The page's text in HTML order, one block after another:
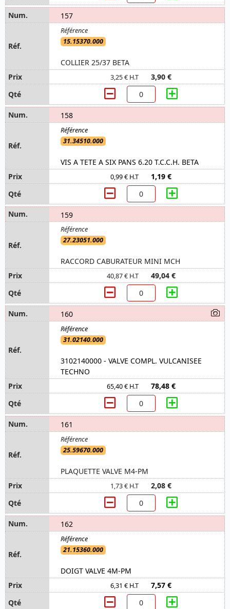
157
15.15370.000
COLLIER 25/37 BETA
3,25 € H.T 3,90 €
158
31.34510.000
VIS A TETE A SIX PANS 6.20 T.C.C.H. BETA
0,99 € H.T 1,19 €
159
27.23051.000
RACCORD CABURATEUR MINI MCH
40,87 € H.T 49,04 €
160
31.02140.000
3102140000 - VALVE COMPL. VULCANISEE
TECHNO
65,40 € H.T 78,48 €
161
25.59670.000
PLAQUETTE VALVE M4-PM
1,73 € H.T 2,08 €
162
21.15360.000
DOIGT VALVE 4M-PM
6,31 € H.T 7,57 €